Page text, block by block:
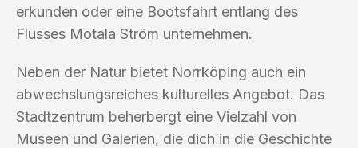
erkunden oder eine Bootsfahrt entlang des
Flusses Motala Ström unternehmen.
Neben der Natur bietet Norrköping auch ein
abwechslungsreiches kulturelles Angebot. Das
Stadtzentrum beherbergt eine Vielzahl von
Museen und Galerien, die dich in die Geschichte